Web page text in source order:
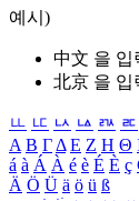
예시)
中文 을 입
北京 을 입
ㅥ ㅦ ㅧ ㅨ ㅩ ㅪ
Α Β ΓΔ Ε Ζ Η Θ
á à Á À é è É È ç
Ä Ö Ü ä ö ü ß